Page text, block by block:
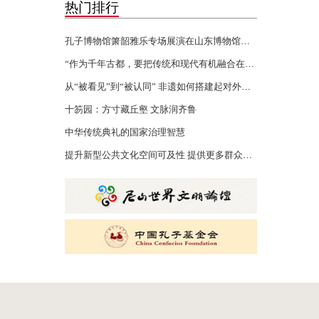
热门排行
十笏园：方寸藏丘壑 文脉润齐鲁
中华传统典礼的国家治理智慧